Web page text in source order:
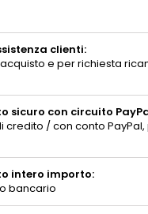
clienti:
e per richiesta
sicuro con circuito
credito / con conto
intero importo:
bancario